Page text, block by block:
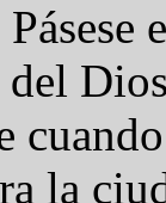
del
la